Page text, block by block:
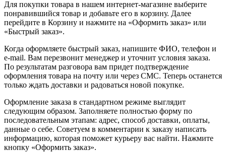
Для покупки товара в нашем интернет-магазине выберите
понравившийся товар и добавьте его в корзину. Далее
перейдите в Корзину и нажмите на «Оформить заказ» или
«Быстрый заказ».
Когда оформляете быстрый заказ, напишите ФИО, телефон и
e-mail. Вам перезвонит менеджер и уточнит условия заказа.
По результатам разговора вам придет подтверждение
оформления товара на почту или через СМС. Теперь останется
только ждать доставки и радоваться новой покупке.
Оформление заказа в стандартном режиме выглядит
следующим образом. Заполняете полностью форму по
последовательным этапам: адрес, способ доставки, оплаты,
данные о себе. Советуем в комментарии к заказу написать
информацию, которая поможет курьеру вас найти. Нажмите
кнопку «Оформить заказ».